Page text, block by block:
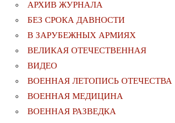
АРХИВ ЖУРНАЛА
БЕЗ СРОКА ДАВНОСТИ
В ЗАРУБЕЖНЫХ АРМИЯХ
ВЕЛИКАЯ ОТЕЧЕСТВЕННАЯ
ВИДЕО
ВОЕННАЯ ЛЕТОПИСЬ ОТЕЧЕСТВА
ВОЕННАЯ МЕДИЦИНА
ВОЕННАЯ РАЗВЕДКА